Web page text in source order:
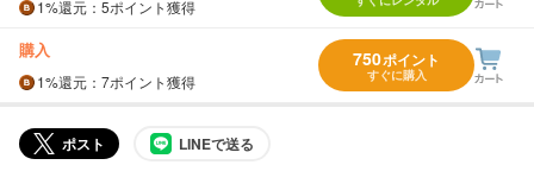
1%還元 ：5ポイント獲得
購入
1%還元 ：7ポイント獲得
750ポイント
すぐに購入
ポスト LINEで送る